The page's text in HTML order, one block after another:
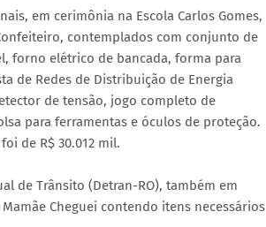
em cerimônia na Escola Carlos Gomes,
contemplados com conjunto de
forno elétrico de bancada, forma para
de Redes de Distribuição de Energia
de tensão, jogo completo de
para ferramentas e óculos de proteção.
de R$ 30.012 mil.
de Trânsito (Detran-RO), também em
Cheguei contendo itens necessários